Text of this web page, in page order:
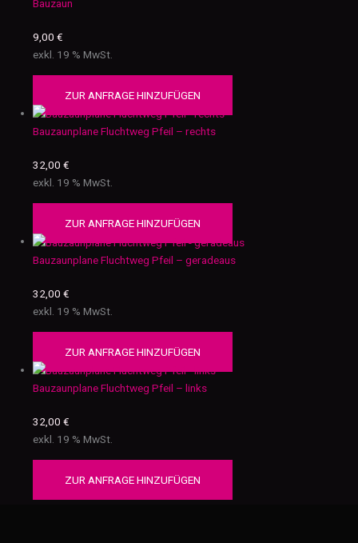
Bauzaun
9,00€
exkl. 19 % MwSt.
ZUR ANFRAGE HINZUFÜGEN
Bauzaunplane Fluchtweg Pfeil – rechts
32,00€
exkl. 19 % MwSt.
ZUR ANFRAGE HINZUFÜGEN
Bauzaunplane Fluchtweg Pfeil – geradeaus
32,00€
exkl. 19 % MwSt.
ZUR ANFRAGE HINZUFÜGEN
Bauzaunplane Fluchtweg Pfeil – links
32,00€
exkl. 19 % MwSt.
ZUR ANFRAGE HINZUFÜGEN